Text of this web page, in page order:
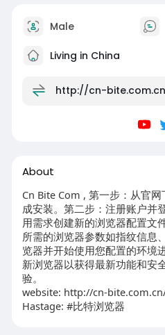
Male
Living in China
http://cn-
About
Cn Bite Com , 第一步：从官
成安装。第二步：注册账户并
用需求创建新的浏览器配置文
所需的浏览器参数如指纹信息
览器并开始使用您配置的环境
新浏览器以获得最新功能和安
验。
website: http://cn-
Hastage: #比特浏览器